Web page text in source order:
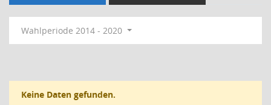
Wahlperiode 2014 - 2020
Keine Daten gefunden.